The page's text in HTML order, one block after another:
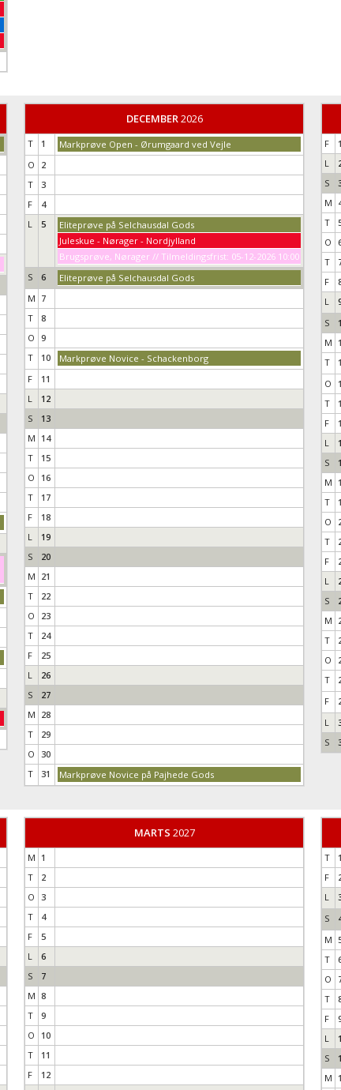
DECEMBER2026
T 1
Markprøve Open - Ørumgaard ved Vejle
O
2
T
3
F
4
L
5
Eliteprøve på Selchausdal Gods
Juleskue - Nørager - Nordjylland
Brugsprøve, Nørager // Tilmeldingsfrist: 05-12-2026 10:00
S
6
Eliteprøve på Selchausdal Gods
M 7
T
8
O 9
T
10
Markprøve Novice - Schackenborg
F
11
L
12
S
13
M 14
T
15
O
16
T
17
F
18
L
19
S
20
M 21
T
22
O
23
T
24
F
25
L
26
S
27
M 28
T
29
O 30
T
31 Markprøve Novice på Pajhede Gods
F
1
L
S
M
T
O
T
F
L
S
M
T
O
T
F
L
S
M
T
O
T
F
L
S
M
T
O
T
F
L
S
MARTS 2027
M 1
T
2
O 3
T
4
F
5
L
6
S
7
M 8
T
9
O
10
T
11
F
12
T
1
F
L
S
M
T
O
T
F
L
S
M